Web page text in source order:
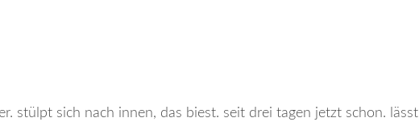
stülpt sich nach innen, das biest. seit drei tagen jetzt schon. lässt